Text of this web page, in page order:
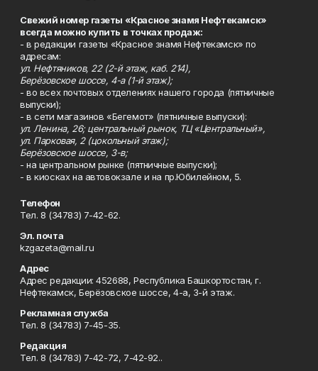
Свежий номер газеты «Красное знамя Нефтекамск»
всегда можно купить в точках продаж:
- в редакции газеты «Красное знамя Нефтекамск» по
адресам:
ул. Нефтяников, 22 (2-й этаж, каб. 214),
Берёзовское шоссе, 4-а (1-й этаж);
- во всех почтовых отделениях нашего города (пятничные
выпуски);
- в сети магазинов «Бегемот» (пятничные выпуски):
ул. Ленина, 26; центральный рынок, ТЦ «Центральный»,
ул. Парковая, 2 (цокольный этаж);
Берёзовское шоссе, 3-в;
- на центральном рынке (пятничные выпуски);
- в киосках на автовокзале и на пр.Юбилейном, 5.
Телефон
Тел. 8 (34783) 7-42-62.
Эл. почта
kzgazeta@mail.ru
Адрес
Адрес редакции: 452688, Республика Башкортостан, г.
Нефтекамск, Берёзовское шоссе, 4-а, 3-й этаж.
Рекламная служба
Тел. 8 (34783) 7-45-35.
Редакция
Тел. 8 (34783) 7-42-72, 7-42-92..